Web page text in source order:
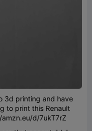
3d printing and have
to print this Renault
d/7ukT7rZ